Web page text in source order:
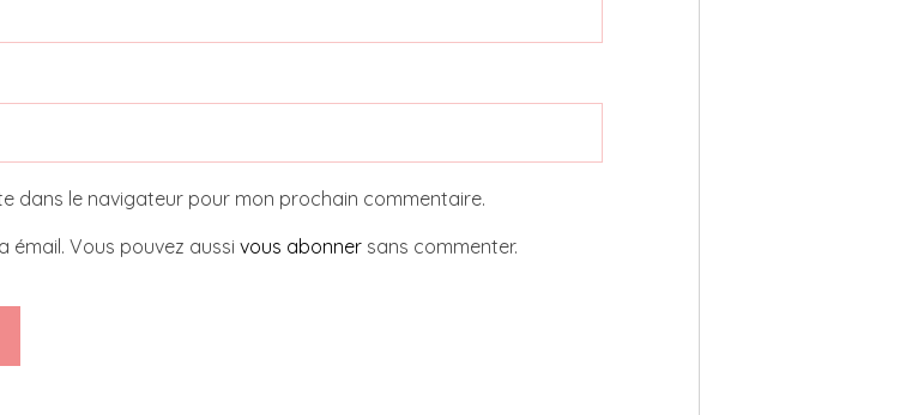
dans le navigateur pour mon prochain commentaire.
émail. Vous pouvez aussi vous abonner sans commenter.